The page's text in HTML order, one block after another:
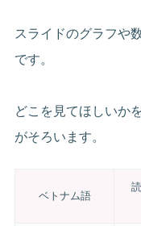
スライドのグラフや
です。
どこを見てほしいか
がそろいます。
ベトナム語